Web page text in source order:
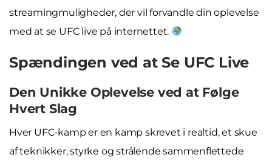
streamingmuligheder, der vil forvandle din oplevelse
med at se UFC live på internettet.
Spændingen ved at Se UFC Live
Den Unikke Oplevelse ved at Følge
Hvert Slag
Hver UFC-kamp er en kamp skrevet i realtid, et skue
af teknikker, styrke og strålende sammenflettede